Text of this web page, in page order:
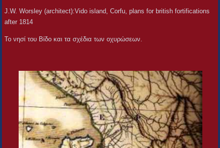
J.W. Worsley (architect):Vido island, Corfu, plans for british fortifications
after 1814
Το νησί του Βίδο και τα σχέδια των οχυρώσεων.